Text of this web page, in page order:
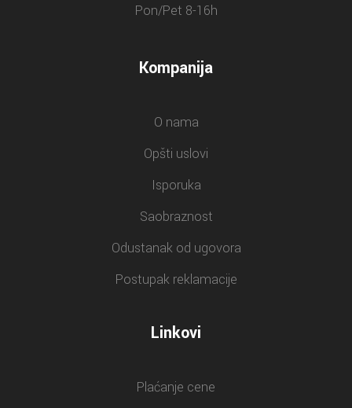
Pon/Pet 8-16h
Kompanija
O nama
Opšti uslovi
Isporuka
Saobraznost
Odustanak od ugovora
Postupak reklamacije
Linkovi
Plaćanje cene